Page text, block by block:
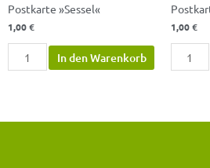
Postkarte »Sessel«
1,00€
In den Warenkorb
1,00€